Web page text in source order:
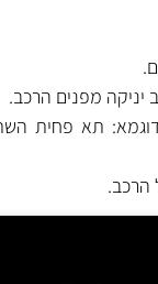
תא פחית